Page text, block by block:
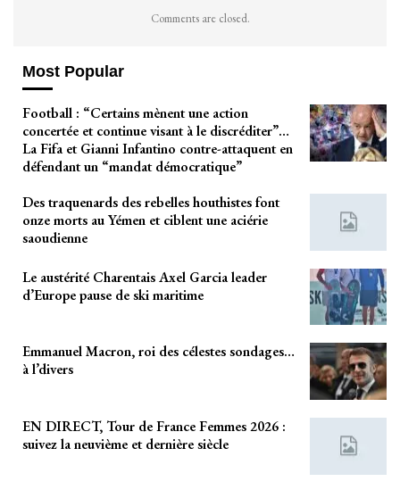
Comments are closed.
Most Popular
Football : “Certains mènent une action
concertée et continue visant à le discréditer”…
La Fifa et Gianni Infantino contre-attaquent en
défendant un “mandat démocratique”
Des traquenards des rebelles houthistes font
onze morts au Yémen et ciblent une aciérie
saoudienne
Le austérité Charentais Axel Garcia leader
d’Europe pause de ski maritime
Emmanuel Macron, roi des célestes sondages…
à l’divers
EN DIRECT, Tour de France Femmes 2026 :
suivez la neuvième et dernière siècle